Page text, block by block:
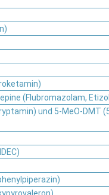
(Flubromazolam,
und 5-MeO-DMT